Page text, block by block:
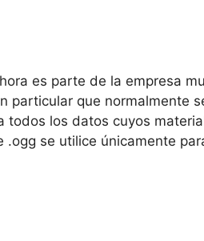
es parte de la empresa
particular que normalmente
todos los datos cuyos
.ogg se utilice únicamente